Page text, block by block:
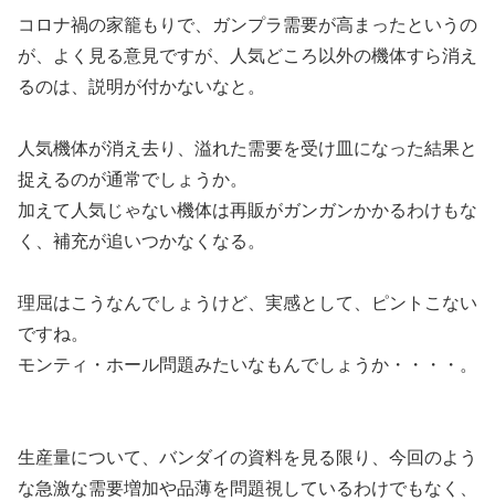
コロナ禍の家籠もりで、ガンプラ需要が高まったというの
が、よく見る意見ですが、人気どころ以外の機体すら消え
るのは、説明が付かないなと。
人気機体が消え去り、溢れた需要を受け皿になった結果と
捉えるのが通常でしょうか。
加えて人気じゃない機体は再販がガンガンかかるわけもな
く、補充が追いつかなくなる。
理屈はこうなんでしょうけど、実感として、ピントこない
ですね。
モンティ・ホール問題みたいなもんでしょうか・・・・。
生産量について、バンダイの資料を見る限り、今回のよう
な急激な需要増加や品薄を問題視しているわけでもなく、